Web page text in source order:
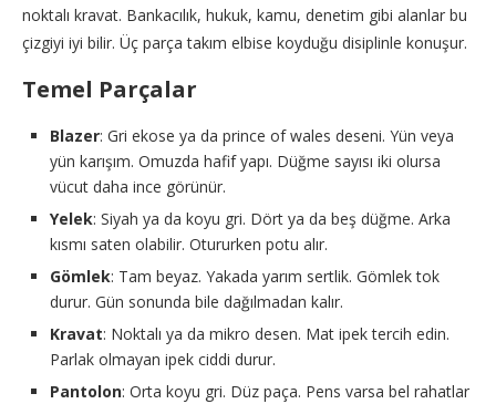
noktalı kravat. Bankacılık, hukuk, kamu, denetim gibi alanlar bu
çizgiyi iyi bilir. Üç parça takım elbise koyduğu disiplinle konuşur.
Temel Parçalar
Blazer: Gri ekose ya da prince of wales deseni. Yün veya
yün karışım. Omuzda hafif yapı. Düğme sayısı iki olursa
vücut daha ince görünür.
Yelek: Siyah ya da koyu gri. Dört ya da beş düğme. Arka
kısmı saten olabilir. Otururken potu alır.
Gömlek: Tam beyaz. Yakada yarım sertlik. Gömlek tok
durur. Gün sonunda bile dağılmadan kalır.
Kravat: Noktalı ya da mikro desen. Mat ipek tercih edin.
Parlak olmayan ipek ciddi durur.
Pantolon: Orta koyu gri. Düz paça. Pens varsa bel rahatlar